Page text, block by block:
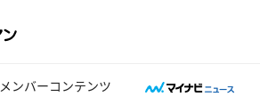
メンバーコンテンツ